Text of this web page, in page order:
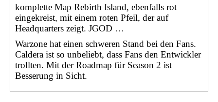
komplette Map Rebirth Island, ebenfalls rot
eingekreist, mit einem roten Pfeil, der auf
Headquarters zeigt. JGOD …
Warzone hat einen schweren Stand bei den Fans.
Caldera ist so unbeliebt, dass Fans den Entwickler
trollten. Mit der Roadmap für Season 2 ist
Besserung in Sicht.